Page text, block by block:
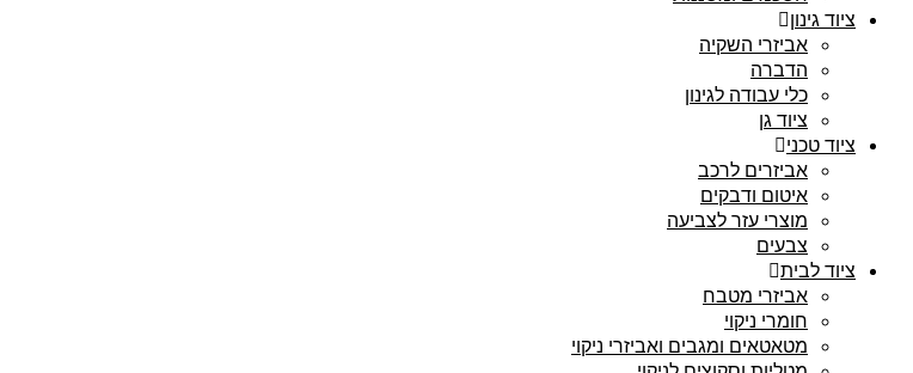
ציוד גינון
אביזרי השקיה
הדברה
כלי עבודה לגינון
ציוד גן
ציוד טכני
אביזרים לרכב
איטום ודבקים
מוצרי עזר לצביעה
צבעים
ציוד לבית
אביזרי מטבח
חומרי ניקוי
מטאטאים ומגבים ואביזרי ניקוי